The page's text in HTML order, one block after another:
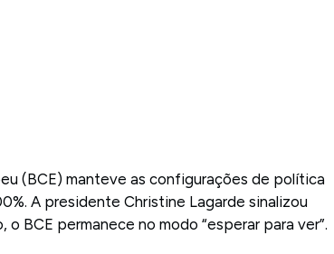
(BCE) manteve as configurações de política
A presidente Christine Lagarde sinalizou
BCE permanece no modo “esperar para ver”.